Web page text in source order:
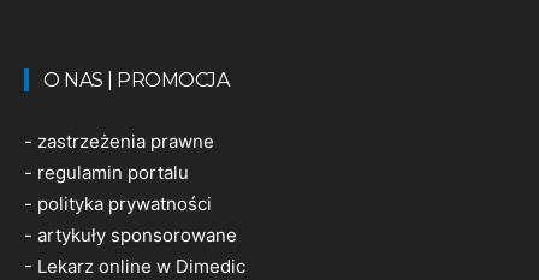
O NAS | PROMOCJA
- zastrzeżenia prawne
- regulamin portalu
- polityka prywatności
- artykuły sponsorowane
- Lekarz online w Dimedic